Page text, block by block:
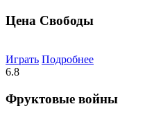
Цена Свободы
Играть Подробнее
6.8
Фруктовые войны